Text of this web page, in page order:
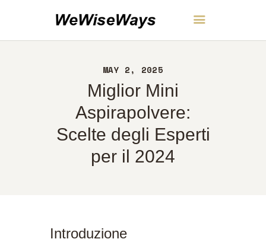
MAY 2, 2025
Miglior Mini
Aspirapolvere:
Scelte degli Esperti
per il 2024
WeWiseWays
INFORMAZIONI
CONTATTI
POLITICA
ITALIANO
Introduzione